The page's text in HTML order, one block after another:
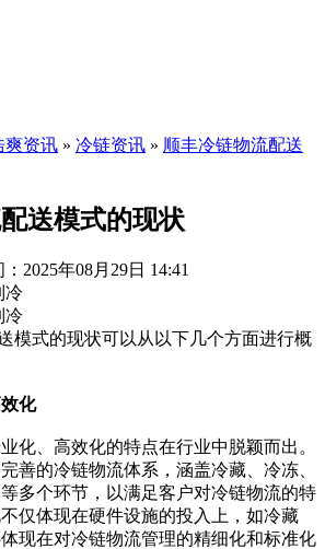
爽资讯 » 冷链资讯 » 顺丰冷链物流配送
送模式的现状
2025年08月29日 14:41
冷
冷
式的现状可以从以下几个方面进行概
化
、高效化的特点在行业中脱颖而出。
善的冷链物流体系，涵盖冷藏、冷冻、
多个环节，以满足客户对冷链物流的特
仅体现在硬件设施的投入上，如冷藏
现在对冷链物流管理的精细化和标准化